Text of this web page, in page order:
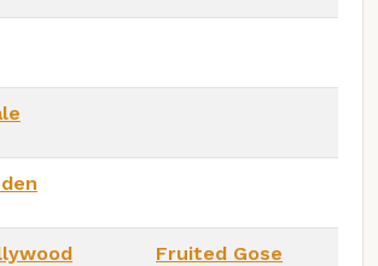
Fruited Gose